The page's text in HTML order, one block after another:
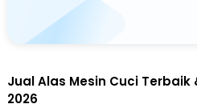
Jual Alas Mesin Cuci
2026